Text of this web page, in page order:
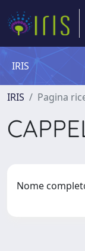
IRIS
IRIS Pagina
Nome